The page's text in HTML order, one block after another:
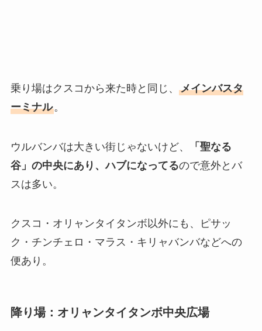
乗り場はクスコから来た時と同じ、 メインバスタ
ーミナル。
ウルバンバは大きい街じゃないけど、
「聖なる
谷」の中央にあり、ハブになってるので意外とバ
スは多い。
クスコ・オリャンタイタンボ以外にも、ピサッ
ク・チンチェロ・マラス・キリャバンバなどへの
便あり。
降り場：オリャンタイタンボ中央広場